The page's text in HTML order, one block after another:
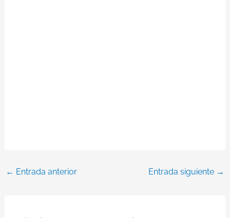
← Entrada anterior Entrada siguiente →